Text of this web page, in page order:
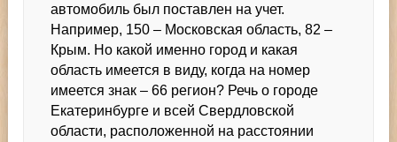
автомобиль был поставлен на учет.
Например, 150 – Московская область, 82 –
Крым. Но какой именно город и какая
область имеется в виду, когда на номер
имеется знак – 66 регион? Речь о городе
Екатеринбурге и всей Свердловской
области, расположенной на расстоянии